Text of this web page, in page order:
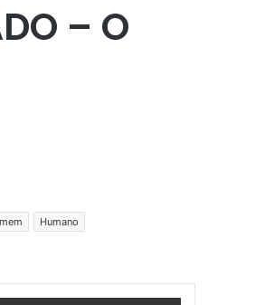
– O
Humano
Compartilhar via e-mail